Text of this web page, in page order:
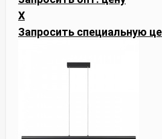
X
Запросить специальную